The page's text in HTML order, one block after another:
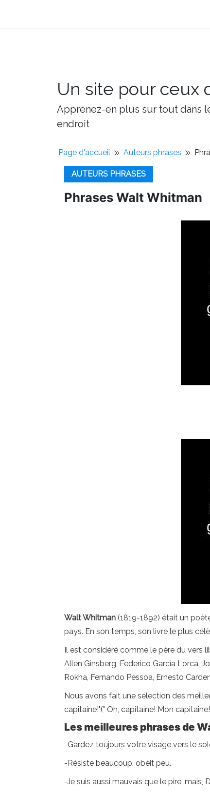
Un site pour ceux
Apprenez-en plus sur tout dans
endroit
Page d'accueil Auteurs phrases
AUTEURS PHRASES
Phrases Walt Whitman
Walt Whitman (1819-1892) était un
pays. En son temps, son livre le plus
Il est considéré comme le père du vers
Allen Ginsberg, Federico García Lorca,
Rokha, Fernando Pessoa, Ernesto
Nous avons fait une sélection des
capitaine!"(" Oh, capitaine! Mon
Les meilleures phrases de
-Gardez toujours votre visage vers le
-Résiste beaucoup, obéit peu.
-Je suis aussi mauvais que le pire, mais,